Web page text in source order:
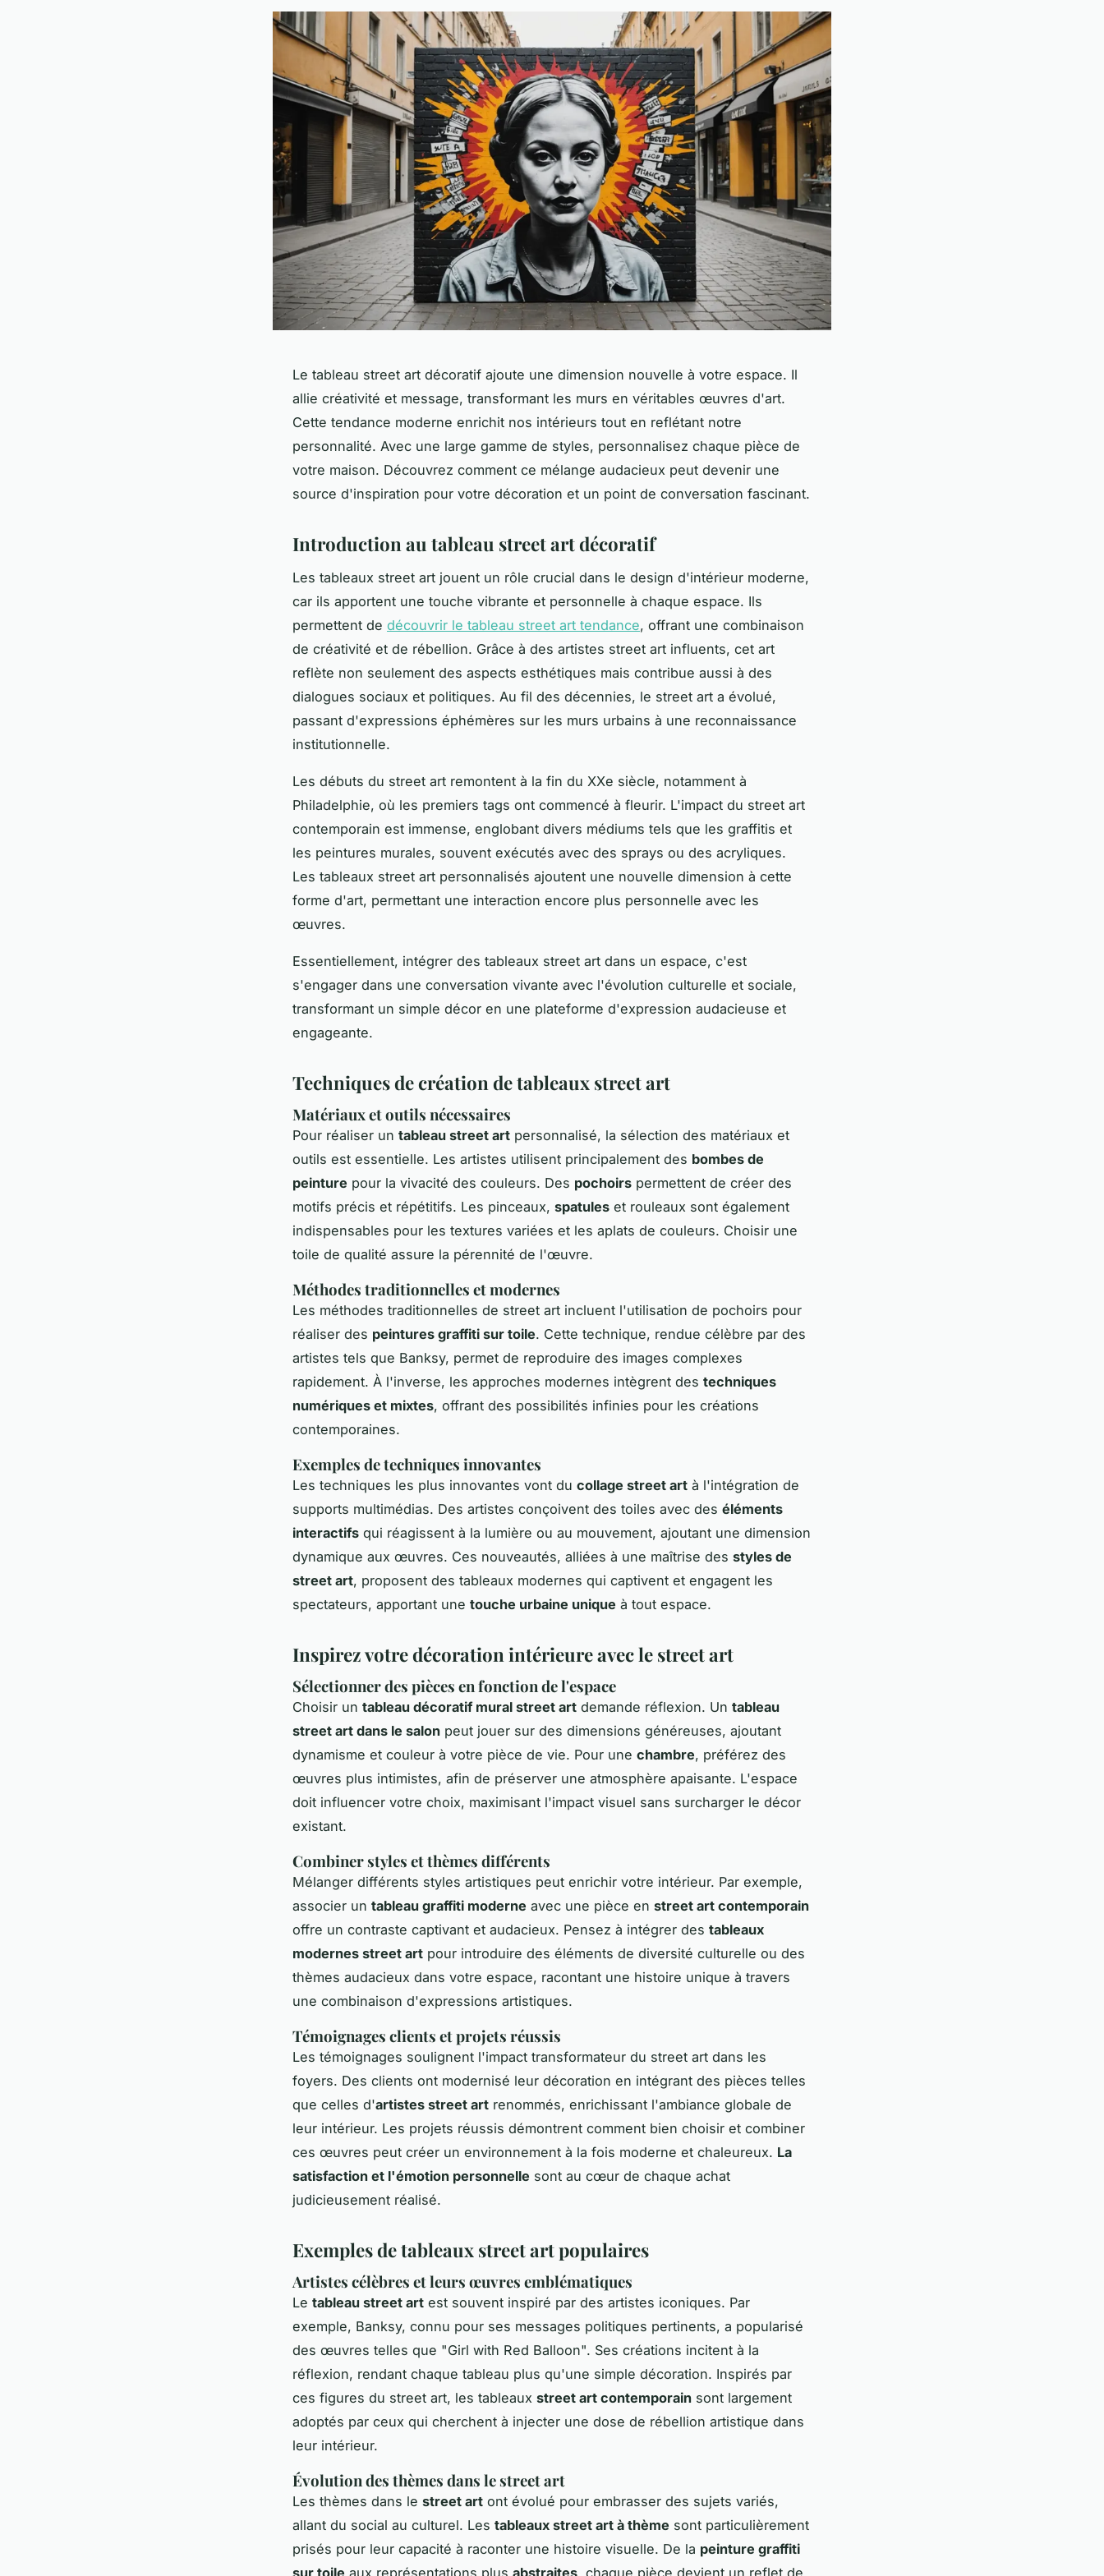
Le tableau street art décoratif ajoute une dimension nouvelle à votre espace. Il
allie créativité et message, transformant les murs en véritables œuvres d'art.
Cette tendance moderne enrichit nos intérieurs tout en reflétant notre
personnalité. Avec une large gamme de styles, personnalisez chaque pièce de
votre maison. Découvrez comment ce mélange audacieux peut devenir une
source d'inspiration pour votre décoration et un point de conversation fascinant.
Introduction au tableau street art décoratif
Les tableaux street art jouent un rôle crucial dans le design d'intérieur moderne,
car ils apportent une touche vibrante et personnelle à chaque espace. Ils
permettent de découvrir le tableau street art tendance, offrant une combinaison
de créativité et de rébellion. Grâce à des artistes street art influents, cet art
reflète non seulement des aspects esthétiques mais contribue aussi à des
dialogues sociaux et politiques. Au fil des décennies, le street art a évolué,
passant d'expressions éphémères sur les murs urbains à une reconnaissance
institutionnelle.
Les débuts du street art remontent à la fin du XXe siècle, notamment à
Philadelphie, où les premiers tags ont commencé à fleurir. L'impact du street art
contemporain est immense, englobant divers médiums tels que les graffitis et
les peintures murales, souvent exécutés avec des sprays ou des acryliques.
Les tableaux street art personnalisés ajoutent une nouvelle dimension à cette
forme d'art, permettant une interaction encore plus personnelle avec les
œuvres.
Essentiellement, intégrer des tableaux street art dans un espace, c'est
s'engager dans une conversation vivante avec l'évolution culturelle et sociale,
transformant un simple décor en une plateforme d'expression audacieuse et
engageante.
Techniques de création de tableaux street art
Matériaux et outils nécessaires
Pour réaliser un tableau street art personnalisé, la sélection des matériaux et
outils est essentielle. Les artistes utilisent principalement des bombes de
peinture pour la vivacité des couleurs. Des pochoirs permettent de créer des
motifs précis et répétitifs. Les pinceaux, spatules et rouleaux sont également
indispensables pour les textures variées et les aplats de couleurs. Choisir une
toile de qualité assure la pérennité de l'œuvre.
Méthodes traditionnelles et modernes
Les méthodes traditionnelles de street art incluent l'utilisation de pochoirs pour
réaliser des peintures graffiti sur toile. Cette technique, rendue célèbre par des
artistes tels que Banksy, permet de reproduire des images complexes
rapidement. À l'inverse, les approches modernes intègrent des techniques
numériques et mixtes, offrant des possibilités infinies pour les créations
contemporaines.
Exemples de techniques innovantes
Les techniques les plus innovantes vont du collage street art à l'intégration de
supports multimédias. Des artistes conçoivent des toiles avec des éléments
interactifs qui réagissent à la lumière ou au mouvement, ajoutant une dimension
dynamique aux œuvres. Ces nouveautés, alliées à une maîtrise des styles de
street art, proposent des tableaux modernes qui captivent et engagent les
spectateurs, apportant une touche urbaine unique à tout espace.
Inspirez votre décoration intérieure avec le street art
Sélectionner des pièces en fonction de l'espace
Choisir un tableau décoratif mural street art demande réflexion. Un tableau
street art dans le salon peut jouer sur des dimensions généreuses, ajoutant
dynamisme et couleur à votre pièce de vie. Pour une chambre, préférez des
œuvres plus intimistes, afin de préserver une atmosphère apaisante. L'espace
doit influencer votre choix, maximisant l'impact visuel sans surcharger le décor
existant.
Combiner styles et thèmes différents
Mélanger différents styles artistiques peut enrichir votre intérieur. Par exemple,
associer un tableau graffiti moderne avec une pièce en street art contemporain
offre un contraste captivant et audacieux. Pensez à intégrer des tableaux
modernes street art pour introduire des éléments de diversité culturelle ou des
thèmes audacieux dans votre espace, racontant une histoire unique à travers
une combinaison d'expressions artistiques.
Témoignages clients et projets réussis
Les témoignages soulignent l'impact transformateur du street art dans les
foyers. Des clients ont modernisé leur décoration en intégrant des pièces telles
que celles d'artistes street art renommés, enrichissant l'ambiance globale de
leur intérieur. Les projets réussis démontrent comment bien choisir et combiner
ces œuvres peut créer un environnement à la fois moderne et chaleureux. La
satisfaction et l'émotion personnelle sont au cœur de chaque achat
judicieusement réalisé.
Exemples de tableaux street art populaires
Artistes célèbres et leurs œuvres emblématiques
Le tableau street art est souvent inspiré par des artistes iconiques. Par
exemple, Banksy, connu pour ses messages politiques pertinents, a popularisé
des œuvres telles que "Girl with Red Balloon". Ses créations incitent à la
réflexion, rendant chaque tableau plus qu'une simple décoration. Inspirés par
ces figures du street art, les tableaux street art contemporain sont largement
adoptés par ceux qui cherchent à injecter une dose de rébellion artistique dans
leur intérieur.
Évolution des thèmes dans le street art
Les thèmes dans le street art ont évolué pour embrasser des sujets variés,
allant du social au culturel. Les tableaux street art à thème sont particulièrement
prisés pour leur capacité à raconter une histoire visuelle. De la peinture graffiti
sur toile aux représentations plus abstraites , chaque pièce devient un reflet de